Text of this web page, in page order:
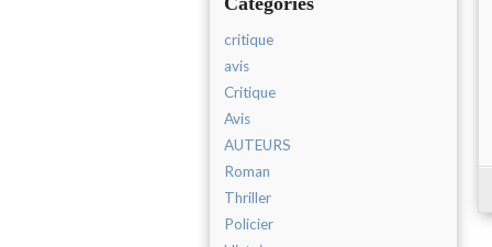
critique
avis
Critique
Avis
AUTEURS
Roman
Thriller
Policier